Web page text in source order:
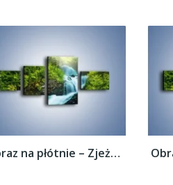
Obraz na płótnie – Zjeżdżalnia z wodospadu...